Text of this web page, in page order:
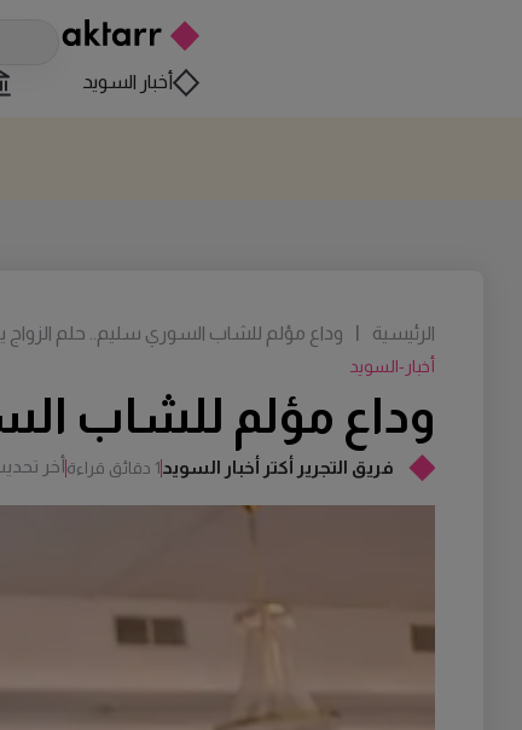
أخبار السويد
فريق التجرير أكتر أخبار السويد1 دقائق قراءة أخر
وداع مؤلم للشاب
أخبار-السويد
الرئيسية | وداع مؤلم للشاب السوري سليم.. حلم الزواج